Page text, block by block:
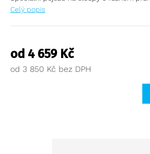
Celý popis
od 4 659 Kč
od 3 850 Kč